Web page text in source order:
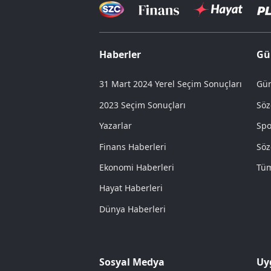
Haberler
31 Mart 2024 Yerel Seçim Sonuçları
2023 Seçim Sonuçları
Yazarlar
Finans Haberleri
Ekonomi Haberleri
Hayat Haberleri
Dünya Haberleri
Sosyal Medya